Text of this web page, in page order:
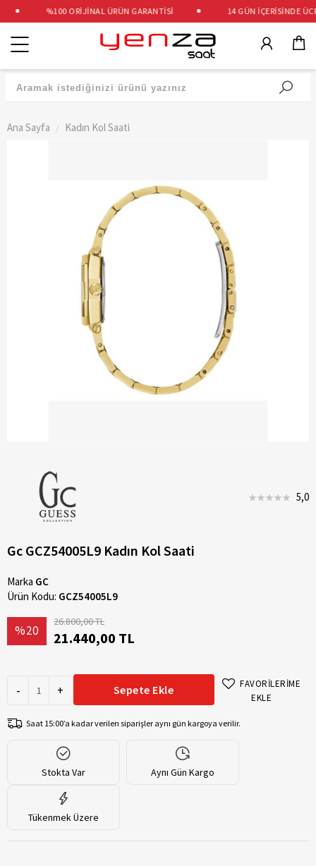
%100 ORİJİNAL ÜRÜN GARANTİSİ 14 GÜN İÇERİSİNDE
Kategoriler
Ana Sayfa Kadın Kol Saati
5,0
Gc GCZ54005L9 Kadın Kol Saati
Marka GC
Ürün Kodu: GCZ54005L9
%20
26.800,00 TL
21.440,00 TL
- + Sepete Ekle
FAVORİLERİME
EKLE
Saat 15:00’a kadar verilen siparişler aynı gün kargoya verilir.
Stokta Var Aynı Gün Kargo
Tükenmek Üzere